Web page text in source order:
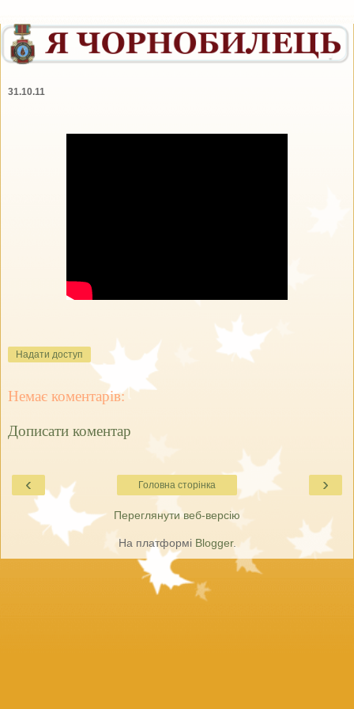
31.10.11
Надати доступ
Немає коментарів:
Дописати коментар
‹ ›
Головна сторінка
Переглянути веб-версію
На платформі Blogger.